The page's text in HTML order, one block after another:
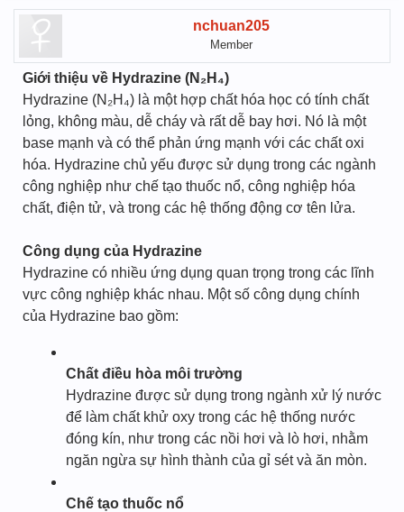
nchuan205
Member
Giới thiệu về Hydrazine (N₂H₄)
Hydrazine (N₂H₄) là một hợp chất hóa học có tính chất
lỏng, không màu, dễ cháy và rất dễ bay hơi. Nó là một
base mạnh và có thể phản ứng mạnh với các chất oxi
hóa. Hydrazine chủ yếu được sử dụng trong các ngành
công nghiệp như chế tạo thuốc nổ, công nghiệp hóa
chất, điện tử, và trong các hệ thống động cơ tên lửa.
Công dụng của Hydrazine
Hydrazine có nhiều ứng dụng quan trọng trong các lĩnh
vực công nghiệp khác nhau. Một số công dụng chính
của Hydrazine bao gồm:
Chất điều hòa môi trường
Hydrazine được sử dụng trong ngành xử lý nước
để làm chất khử oxy trong các hệ thống nước
đóng kín, như trong các nồi hơi và lò hơi, nhằm
ngăn ngừa sự hình thành của gỉ sét và ăn mòn.
Chế tạo thuốc nổ